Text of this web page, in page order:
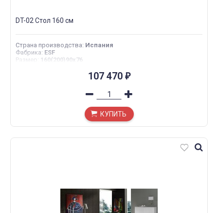
DT-02 Стол 160 см
Страна производства: Испания
Фабрика: ESF
Размер : 160(200)90x76
107 470 ₽
КУПИТЬ